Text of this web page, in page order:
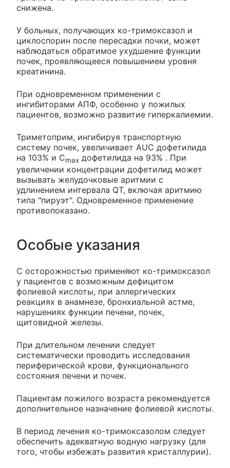
снижена.
У больных, получающих ко-тримоксазол и
циклоспорин после пересадки почки, может
наблюдаться обратимое ухудшение функции
почек, проявляющееся повышением уровня
креатинина.
При одновременном применении с
ингибиторами АПФ, особенно у пожилых
пациентов, возможно развитие гиперкалиемии.
Триметоприм, ингибируя транспортную
систему почек, увеличивает AUC дофетилида
на 103% и Сmax дофетилида на 93% . При
увеличении концентрации дофетилид может
вызывать желудочковые аритмии с
удлинением интервала QT, включая аритмию
типа "пируэт". Одновременное применение
противопоказано.
Особые указания
С осторожностью применяют ко-тримоксазол
у пациентов с возможным дефицитом
фолиевой кислоты, при аллергических
реакциях в анамнезе, бронхиальной астме,
нарушениях функции печени, почек,
щитовидной железы.
При длительном лечении следует
систематически проводить исследования
периферической крови, функционального
состояния печени и почек.
Пациентам пожилого возраста рекомендуется
дополнительное назначение фолиевой кислоты.
В период лечения ко-тримоксазолом следует
обеспечить адекватную водную нагрузку (для
того, чтобы избежать развития кристаллурии).